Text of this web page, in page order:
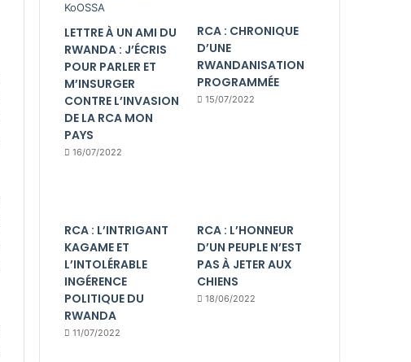
LETTRE À UN AMI DU
RWANDA : J’ÉCRIS
POUR PARLER ET
M’INSURGER
CONTRE L’INVASION
DE LA RCA MON
PAYS
16/07/2022
RCA : CHRONIQUE
D’UNE
RWANDANISATION
PROGRAMMÉE
15/07/2022
RCA : L’INTRIGANT
KAGAME ET
L’INTOLÉRABLE
INGÉRENCE
POLITIQUE DU
RWANDA
11/07/2022
RCA : L’HONNEUR
D’UN PEUPLE N’EST
PAS À JETER AUX
CHIENS
18/06/2022